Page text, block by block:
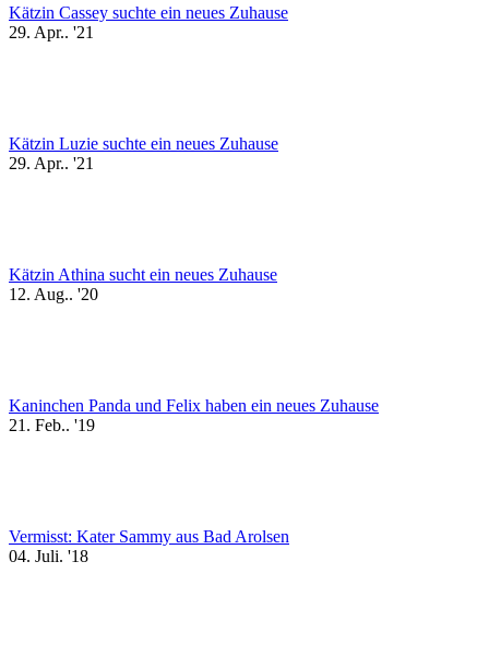
Kätzin Cassey suchte ein neues Zuhause
29. Apr.. '21
Kätzin Luzie suchte ein neues Zuhause
29. Apr.. '21
Kätzin Athina sucht ein neues Zuhause
12. Aug.. '20
Kaninchen Panda und Felix haben ein neues Zuhause
21. Feb.. '19
Vermisst: Kater Sammy aus Bad Arolsen
04. Juli. '18